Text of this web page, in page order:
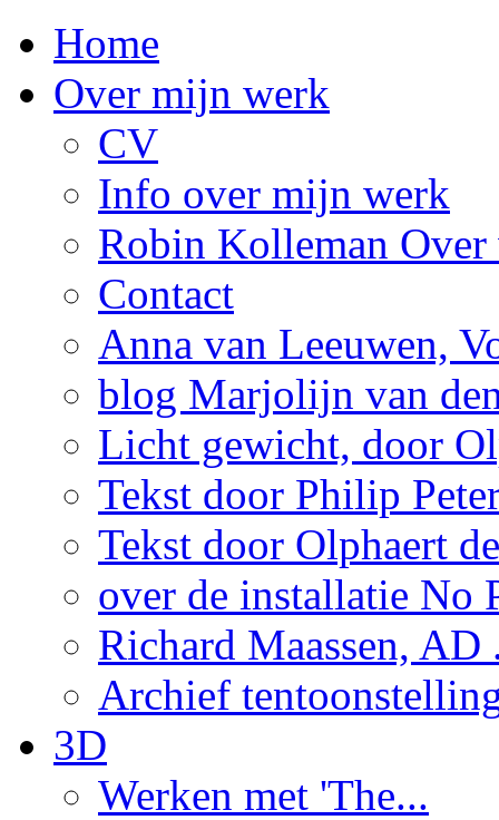
Home
Over mijn werk
CV
Info over mijn werk
Robin Kolleman
Contact
Anna van Leeuwen,
blog Marjolijn van
Licht gewicht, door
Tekst door Philip
Tekst door Olphaert
over de installatie No
Richard Maassen, AD
Archief
3D
Werken met 'The...